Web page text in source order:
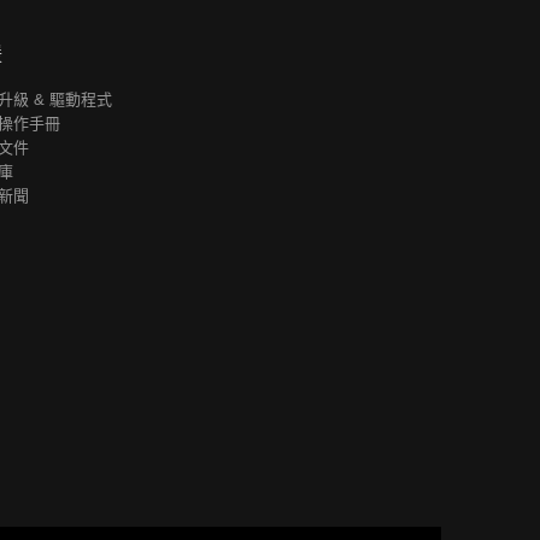
級 & 驅動程式
作手冊
件
聞